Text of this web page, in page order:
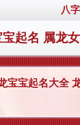
八字
起名 属龙
宝起名大全